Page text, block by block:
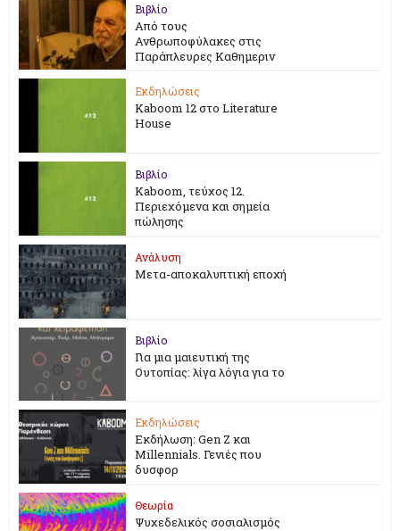
Βιβλίο
Από τους
Ανθρωποφύλακες στις
Παράπλευρες Καθημεριν
Εκδηλώσεις
Kaboom 12 στο Literature
House
Βιβλίο
Kaboom, τεύχος 12.
Περιεχόμενα και σημεία
πώλησης
Ανάλυση
Μετα-αποκαλυπτική εποχή
Βιβλίο
Για μια μαιευτική της
Ουτοπίας: λίγα λόγια για το
Εκδηλώσεις
Εκδήλωση: Gen Z και
Millennials. Γενιές που
δυσφορ
Θεωρία
Ψυχεδελικός σοσιαλισμός